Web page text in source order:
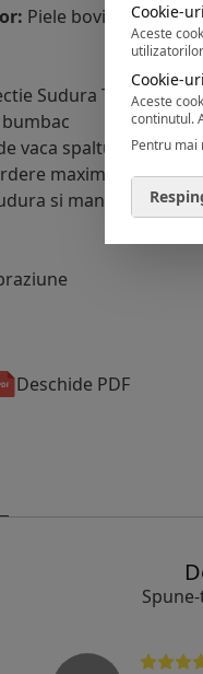
Piele bovina, Bumbac
Sudura Tip A
bumbac
vaca spaltuita 14 inch
maxima EN407
si manevrarea
Deschide PDF
Cookie-
Aceste
Cookie-
Aceste
continutul.
Pentru